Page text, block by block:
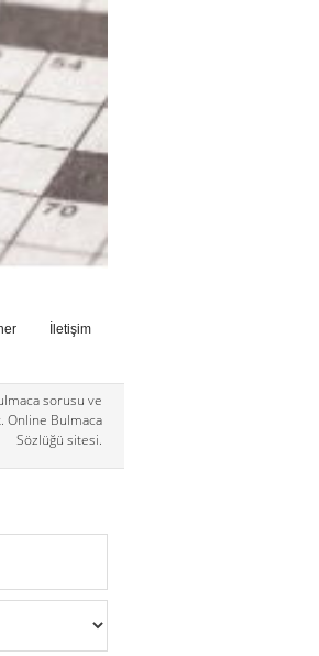
İletişim
sorusu ve
Online Bulmaca
Sözlüğü sitesi.